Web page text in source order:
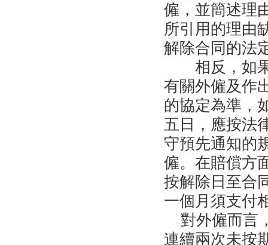
僱，並簡述理
所引用的理由
解除合同的法
相反，如
有關外僱及作
的協定為準，
五日，應按法
守預先通知的
僱。在賠償方
按解除日至合
一個月須支付
對外僱而言
連續兩次未按